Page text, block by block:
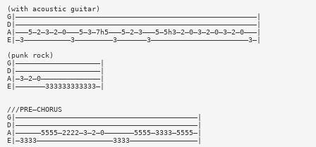
(with acoustic guitar)
G|—————————————————————————————————————————————————————————|
D|—————————————————————————————————————————————————————————|
A|———5—2—3—2—0———5—3—7h5———5—2—3———5—5h3—2—0—3—2—0—3—2—0———|
E|—3———————————3—————————3———————3———————————————————————3—|
(punk rock)
G|————————————————————|
D|————————————————————|
A|—3—2—0——————————————|
E|———————333333333333—|
///PRE—CHORUS
G|———————————————————————————————————————————|
D|———————————————————————————————————————————|
A|——————5555—2222—3—2—0———————5555—3333—5555—|
E|—3333——————————————————3333————————————————|